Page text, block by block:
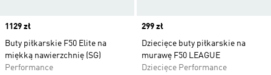
Price
1129 zł
Buty piłkarskie F50 Elite na
miękką nawierzchnię (SG)
Performance
Price
299 zł
Dziecięce buty piłkarskie na
murawę F50 LEAGUE
Dziecięce Performance